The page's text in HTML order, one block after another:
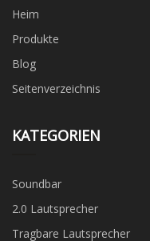
Heim
Produkte
Blog
Seitenverzeichnis
KATEGORIEN
Soundbar
2.0 Lautsprecher
Tragbare Lautsprecher